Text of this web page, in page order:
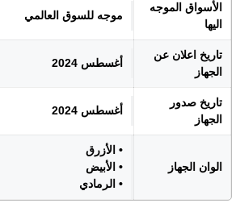
الأسواق الموجه
اليها
موجه للسوق العالمي
تاريخ اعلان عن
الجهاز
أغسطس 2024
تاريخ صدور
الجهاز
أغسطس 2024
الوان الجهاز
• الأزرق
• الأبيض
• الرمادي